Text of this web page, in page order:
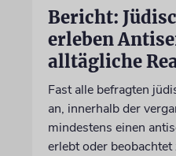
Bericht:
erleben
alltägliche
Fast alle befragten
an, innerhalb der
mindestens einen
erlebt oder beobachtet